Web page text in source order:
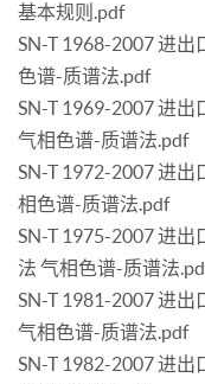
基本规则.pdf
SN-T 1968-2007 进
色谱-质谱法.pdf
SN-T 1969-2007 进
气相色谱-质谱法.pdf
SN-T 1972-2007 进
相色谱-质谱法.pdf
SN-T 1975-2007 进
法 气相色谱-质谱法
SN-T 1981-2007 进
气相色谱-质谱法.pdf
SN-T 1982-2007 进